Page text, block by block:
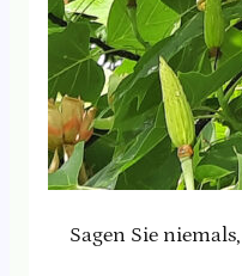
Sagen Sie